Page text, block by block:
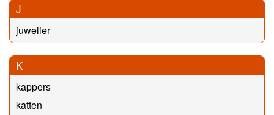
J
juwelier
K
kappers
katten